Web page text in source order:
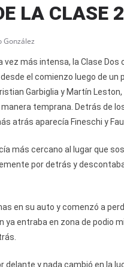
LA CLASE
González
vez más intensa, la Clase
desde el comienzo luego de
Garbiglia y Martín
temprana. Detrás de
atrás aparecía Fineschi y
más cercano al lugar que
por detrás y
en su auto y comenzó a
ya entraba en zona de podio
delante y nada cambió en la